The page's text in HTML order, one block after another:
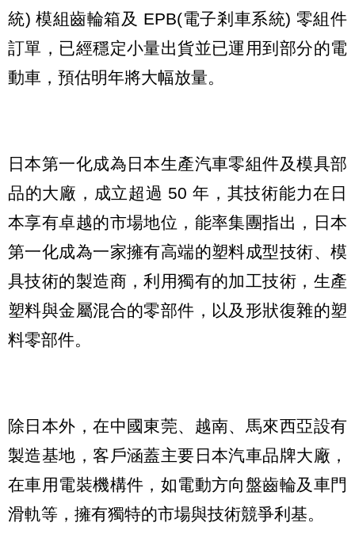
統) 模組齒輪箱及 EPB(電子剎車系統) 零組件
訂單，已經穩定小量出貨並已運用到部分的電
動車，預估明年將大幅放量。
日本第一化成為日本生產汽車零組件及模具部
品的大廠，成立超過 50 年，其技術能力在日
本享有卓越的市場地位，能率集團指出，日本
第一化成為一家擁有高端的塑料成型技術、模
具技術的製造商，利用獨有的加工技術，生產
塑料與金屬混合的零部件，以及形狀復雜的塑
料零部件。
除日本外，在中國東莞、越南、馬來西亞設有
製造基地，客戶涵蓋主要日本汽車品牌大廠，
在車用電裝機構件，如電動方向盤齒輪及車門
滑軌等，擁有獨特的市場與技術競爭利基。